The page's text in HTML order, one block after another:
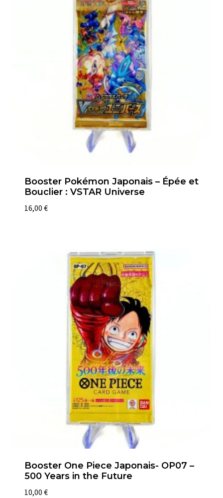
Booster Pokémon Japonais – Épée et
Bouclier : VSTAR Universe
16,00 €
Booster One Piece Japonais- OP07 –
500 Years in the Future
10,00 €